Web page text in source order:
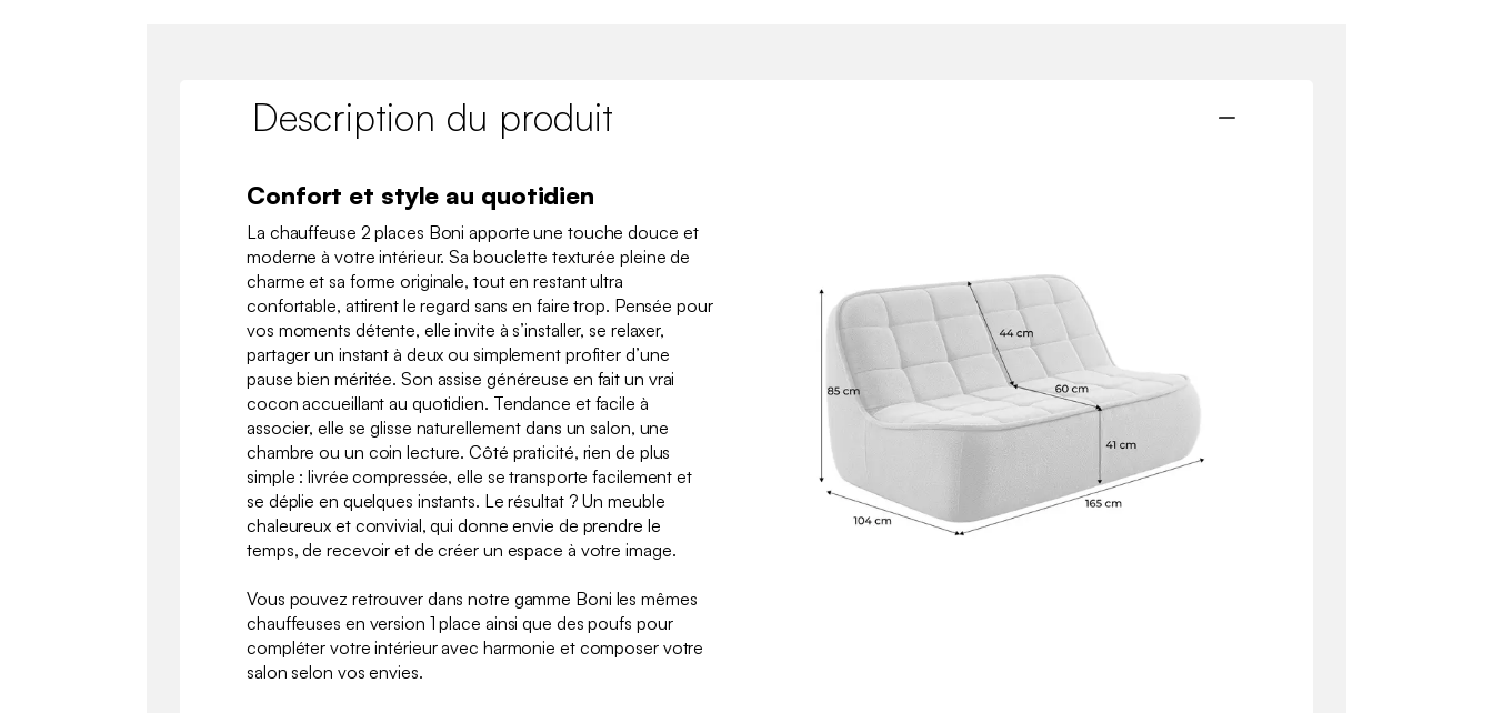
Description du produit
Confort et style au quotidien
La chauffeuse 2 places Boni apporte une touche douce et
moderne à votre intérieur. Sa bouclette texturée pleine de
charme et sa forme originale, tout en restant ultra
confortable, attirent le regard sans en faire trop. Pensée pour
vos moments détente, elle invite à s’installer, se relaxer,
partager un instant à deux ou simplement profiter d’une
pause bien méritée. Son assise généreuse en fait un vrai
cocon accueillant au quotidien. Tendance et facile à
associer, elle se glisse naturellement dans un salon, une
chambre ou un coin lecture. Côté praticité, rien de plus
simple : livrée compressée, elle se transporte facilement et
se déplie en quelques instants. Le résultat ? Un meuble
chaleureux et convivial, qui donne envie de prendre le
temps, de recevoir et de créer un espace à votre image.
Vous pouvez retrouver dans notre gamme Boni les mêmes
chauffeuses en version 1 place ainsi que des poufs pour
compléter votre intérieur avec harmonie et composer votre
salon selon vos envies.